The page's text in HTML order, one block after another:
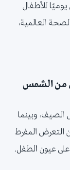
للأطفال
الصحة العالمية،
من الشمس
وبينما
التعرض المفرط
عيون الطفل.